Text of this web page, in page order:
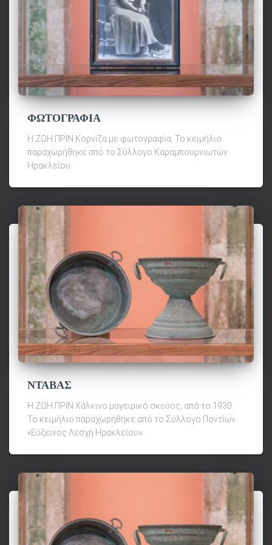
ΦΩΤΟΓΡΑΦΙΑ
Η ΖΩΗ ΠΡΙΝ Κορνίζα με φωτογραφία. Το κειμήλιο
παραχωρήθηκε από το Σύλλογο Καραμπουρνιωτών
Ηρακλείου.
ΝΤΑΒΑΣ
Η ΖΩΗ ΠΡΙΝ Χάλκινο μαγειρικό σκεύος, από το 1930.
Το κειμήλιο παραχωρήθηκε από το Σύλλογο Ποντίων
«Εύξεινος Λέσχη Ηρακλείου».